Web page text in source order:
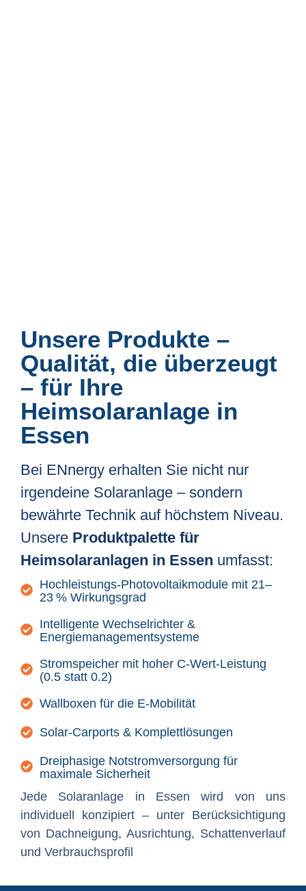
Unsere Produkte –
Qualität, die überzeugt
– für Ihre
Heimsolaranlage in
Essen
Bei ENnergy erhalten Sie nicht nur
irgendeine Solaranlage – sondern
bewährte Technik auf höchstem Niveau.
Unsere Produktpalette für
Heimsolaranlagen in Essen umfasst:
Hochleistungs-Photovoltaikmodule mit 21–
23 % Wirkungsgrad
Intelligente Wechselrichter &
Energiemanagementsysteme
Stromspeicher mit hoher C-Wert-Leistung
(0.5 statt 0.2)
Wallboxen für die E-Mobilität
Solar-Carports & Komplettlösungen
Dreiphasige Notstromversorgung für
maximale Sicherheit
Jede Solaranlage in Essen wird von uns
individuell konzipiert – unter Berücksichtigung
von Dachneigung, Ausrichtung, Schattenverlauf
und Verbrauchsprofil